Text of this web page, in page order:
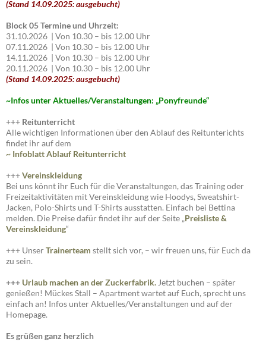
(Stand 14.09.2025: ausgebucht)
Block 05 Termine und Uhrzeit:
31.10.2026 | Von 10.30 – bis 12.00 Uhr
07.11.2026 | Von 10.30 – bis 12.00 Uhr
14.11.2026 | Von 10.30 – bis 12.00 Uhr
20.11.2026 | Von 10.30 – bis 12.00 Uhr
(Stand 14.09.2025: ausgebucht)
~Infos unter Aktuelles/Veranstaltungen: „Ponyfreunde“
+++ Reitunterricht
Alle wichtigen Informationen über den Ablauf des Reitunterichts
findet ihr auf dem
~ Infoblatt Ablauf Reitunterricht
+++Vereinskleidung
Bei uns könnt ihr Euch für die Veranstaltungen, das Training oder
Freizeitaktivitäten mit Vereinskleidung wie Hoodys, Sweatshirt-
Jacken, Polo-Shirts und T-Shirts ausstatten. Einfach bei Bettina
melden. Die Preise dafür findet ihr auf der Seite „Preisliste&
Vereinskleidung“
+++ UnserTrainerteam stellt sich vor, – wir freuen uns, für Euch da
zu sein.
+++ Urlaub machen an der Zuckerfabrik. Jetzt buchen – später
genießen! Mückes Stall – Apartment wartet auf Euch, sprecht uns
einfach an! Infos unter Aktuelles/Veranstaltungen und auf der
Homepage.
Es grüßen ganz herzlich